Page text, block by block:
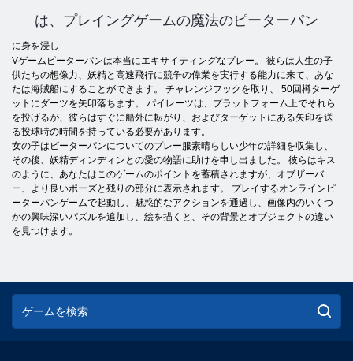
は、プレイングゲームの魔法のピーターパン
に身を浸し
Vゲームピーターパンは本当にエキサイティングなプレー。 彼らは人生の子
供たちの想像力、妖精と高速飛行に競争の偉業を実行する能力に来て、あな
たは海賊船にすることができます。 チャレンジフックを取り、 50回樽ターゲ
ットにダーツを矢印落ちます。 パイレーツは、プラットフォーム上でそれら
を投げるが、彼らはすぐに船外に転がり、およびターゲットにある矢印を送
る投球時の時間を持っている必要があります。
女の子はピーターパンについてのプレー服素晴らしい少年の詳細を収集し、
その後、妖精ディンディンとの愛の物語に助けを申し出ました。 彼らはキス
のように、あなたはこのゲームのポイントを蓄積されますが、オブザーバ
ー、より良いポーズと残りの部分に表示されます。 プレイするオンラインピ
ーターパンゲームで起動し、魅惑的なアクションを通過し、画像内のいくつ
かの興味深いパズルを追加し、絵を描くと、その背景とオブジェクトの違い
を見つけます。